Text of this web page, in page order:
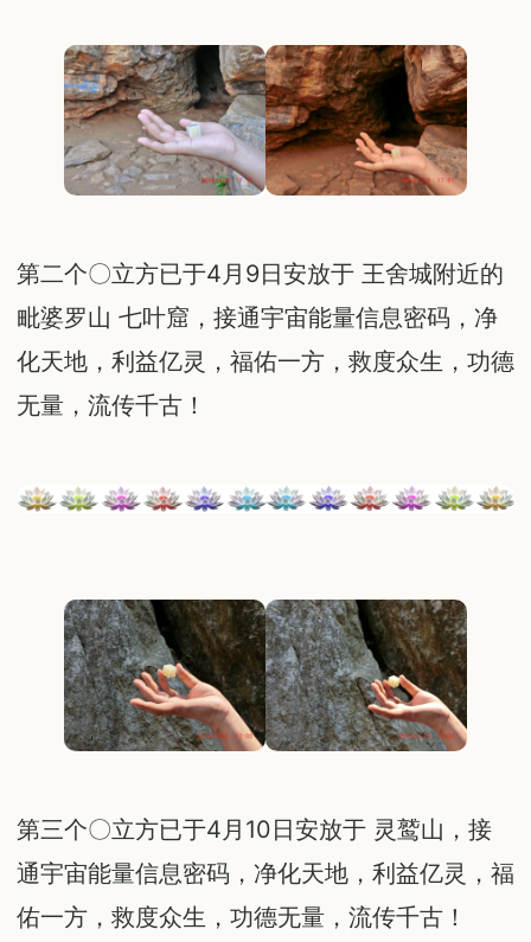
第二个〇立方已于4月9日安放于 王舍城附近的
毗婆罗山 七叶窟，接通宇宙能量信息密码，净
化天地，利益亿灵，福佑一方，救度众生，功德
无量，流传千古！
第三个〇立方已于4月10日安放于 灵鹫山，接
通宇宙能量信息密码，净化天地，利益亿灵，福
佑一方，救度众生，功德无量，流传千古！